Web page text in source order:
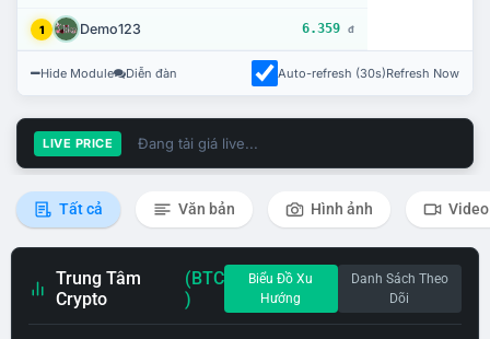
1 Demo123 6.359 đ
Hide Module Diễn đàn Auto-refresh (30s)Refresh Now
LIVE PRICE Đang tải giá live...
Tất cả Văn bản Hình ảnh Video
Trung Tâm
Crypto
(BTC
)
Biểu Đồ Xu
Hướng
Danh Sách Theo
Dõi